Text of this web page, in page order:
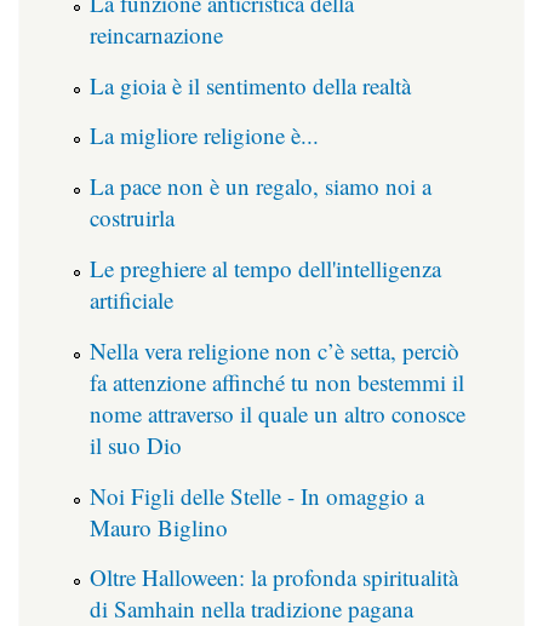
reincarnazione
La gioia è il sentimento della realtà
La migliore religione è...
La pace non è un regalo, siamo noi a
costruirla
Le preghiere al tempo dell'intelligenza
artificiale
Nella vera religione non c’è setta, perciò
fa attenzione affinché tu non bestemmi il
nome attraverso il quale un altro conosce
il suo Dio
Noi Figli delle Stelle - In omaggio a
Mauro Biglino
Oltre Halloween: la profonda spiritualità
di Samhain nella tradizione pagana